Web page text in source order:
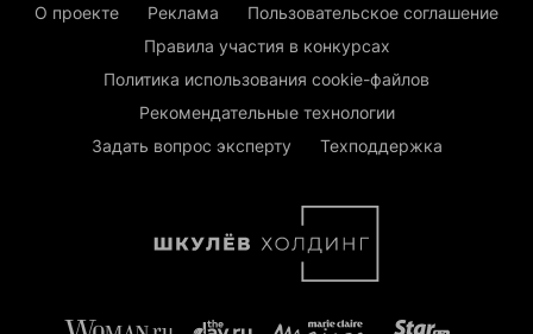
О проекте Реклама
Пользовательское соглашение
Правила участия в конкурсах
Политика использования cookie-файлов
Рекомендательные технологии
Задать вопрос эксперту
Техподдержка